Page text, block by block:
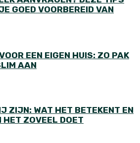
GOED VOORBEREID VAN
EEN EIGEN HUIS: ZO PAK
AAN
ZIJN: WAT HET BETEKENT EN
HET ZOVEEL DOET